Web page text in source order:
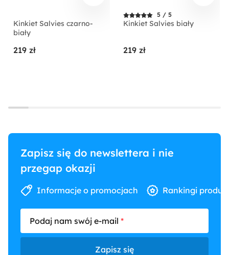
Kinkiet Salvies czarno-
biały
219 zł
5 / 5
Kinkiet Salvies biały
219 zł
Zapisz się do newslettera i nie
przegap okazji
Informacje o promocjach Rankingi
Podaj nam swój e-mail
Zapisz się